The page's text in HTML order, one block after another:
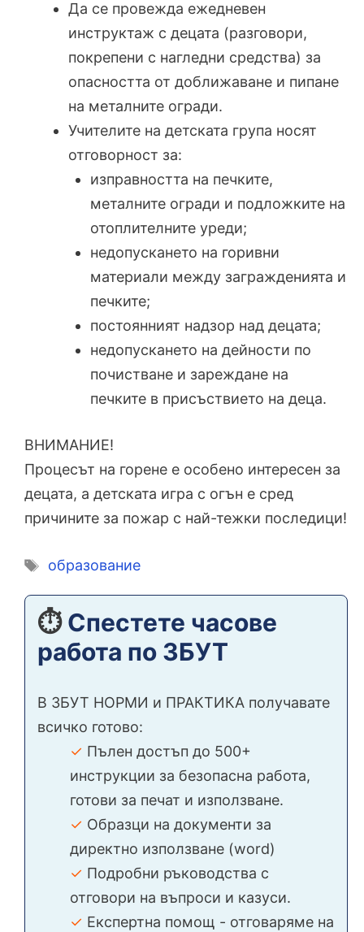
Да се провежда ежедневен
инструктаж с децата (разговори,
покрепени с нагледни средства) за
опасността от доближаване и пипане
на металните огради.
Учителите на детската група носят
отговорност за:
изправността на печките,
металните огради и подложките на
отоплителните уреди;
недопускането на горивни
материали между загражденията и
печките;
постоянният надзор над децата;
недопускането на дейности по
почистване и зареждане на
печките в присъствието на деца.
ВНИМАНИЕ!
Процесът на горене е особено интересен за
децата, а детската игра с огън е сред
причините за пожар с най-тежки последици!
Етикети
образование
⏱️Спестете часове
работа по ЗБУТ
В ЗБУТ НОРМИ и ПРАКТИКА получавате
всичко готово:
✓ Пълен достъп до 500+
инструкции за безопасна работа,
готови за печат и използване.
✓ Образци на документи за
директно използване (word)
✓ Подробни ръководства с
отговори на въпроси и казуси.
✓ Експертна помощ - отговаряме на